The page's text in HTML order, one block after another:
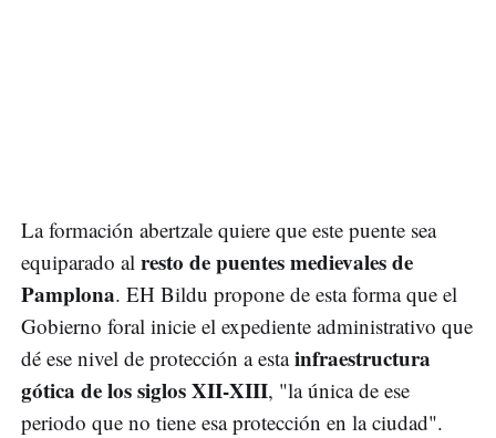
La formación abertzale quiere que este puente sea
equiparado al resto de puentes medievales de
Pamplona. EH Bildu propone de esta forma que el
Gobierno foral inicie el expediente administrativo que
dé ese nivel de protección a estainfraestructura
gótica de los siglos XII-XIII, "la única de ese
periodo que no tiene esa protección en la ciudad".